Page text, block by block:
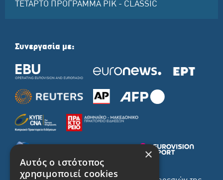
ΤΕΤΑΡΤΟ ΠΡΟΓΡΑΜΜΑ ΡΙΚ - CLASSIC
Συνεργασία με:
×
Αυτός ο ιστότοπος
χρησιμοποιεί cookies